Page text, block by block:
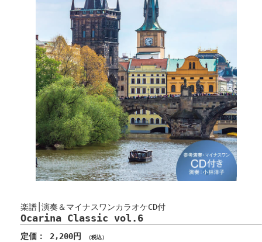
楽譜│演奏＆マイナスワンカラオケCD付
Ocarina Classic vol.6
定価： 2,200円 （税込）